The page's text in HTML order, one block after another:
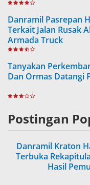
Danramil Pasrepan
Terkait Jalan Rusak
Armada Truck
Tanyakan
Dan Ormas Datangi
Postingan
Danramil Kraton
Terbuka
Hasil